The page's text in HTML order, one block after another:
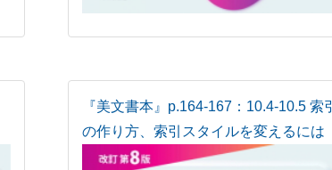
『美文書本』p.164-167：10.4-10.5 索引
の作り方、索引スタイルを変えるには